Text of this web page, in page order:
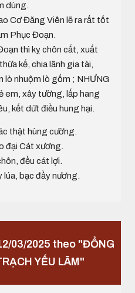
dùng.
Cơ Đăng Viên lẽ ra rất tốt
Phục Đoạn.
thì kỵ chôn cất, xuất
kế, chia lãnh gia tài,
lò nhuộm lò gốm ; NHƯNG
em, xây tường, lấp hang
kết dứt điều hung hại.
thật hùng cường.
đại Cát xương.
đều cát lợi.
lúa, bạc đầy nương.
03/2025 theo "ĐỔNG
YẾU LÃM"